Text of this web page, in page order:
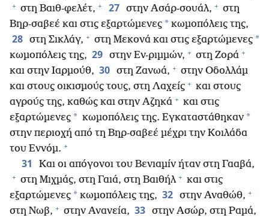
+ στη Βαιθ-φελέτ, + 27 στην Ασάρ-σουάλ, + στη
Βηρ-σαβεέ και στις εξαρτώμενες * κωμοπόλεις της,
28 στη Σικλάγ, + στη Μεκονά και στις εξαρτώμενες *
κωμοπόλεις της, 29 στην Εν-ριμμών, + στη Ζορά +
και στην Ιαρμούθ, 30 στη Ζανωά, + στην Οδολλάμ
και στους οικισμούς τους, στη Λαχείς + και στους
αγρούς της, καθώς και στην Αζηκά + και στις
εξαρτώμενες * κωμοπόλεις της. Εγκαταστάθηκαν *
στην περιοχή από τη Βηρ-σαβεέ μέχρι την Κοιλάδα
του Εννόμ. +
31 Και οι απόγονοι του Βενιαμίν ήταν στη Γααβά,
+ στη Μιχμάς, στη Γαιά, στη Βαιθήλ + και στις
εξαρτώμενες * κωμοπόλεις της, 32 στην Αναθώθ, +
στη Νωβ, + στην Ανανεία, 33 στην Ασώρ, στη Ραμά,